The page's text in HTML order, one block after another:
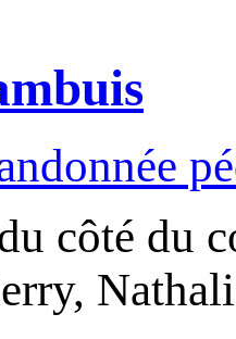
côté du